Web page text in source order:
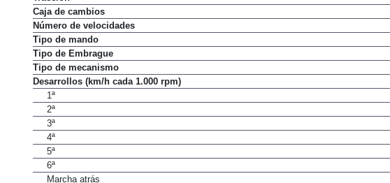
Tracción
Caja de cambios
Número de velocidades
Tipo de mando
Tipo de Embrague
Tipo de mecanismo
Desarrollos (km/h cada 1.000 rpm)
1ª
2ª
3ª
4ª
5ª
6ª